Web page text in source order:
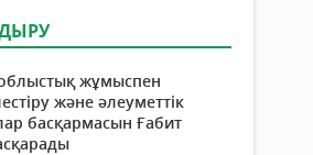
жұмыспен
және әлеуметтік
басқармасын Ғабит